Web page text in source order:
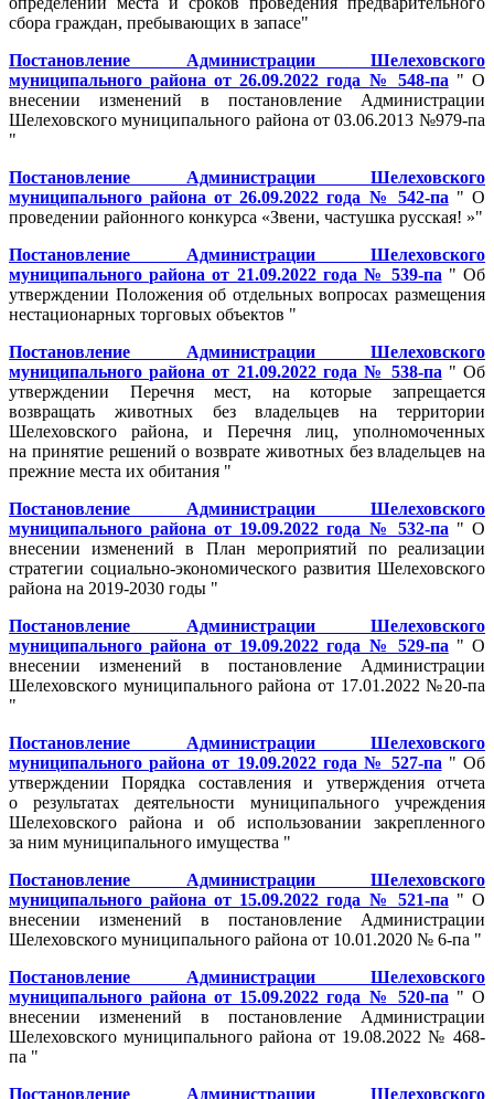
сбора граждан, пребывающих в запасе"
Постановление Администрации Шелеховского
муниципального района от 26.09.2022 года № 548-па " О
внесении изменений в постановление Администрации
Шелеховского муниципального района от 03.06.2013 №979-па
"
Постановление Администрации Шелеховского
муниципального района от 26.09.2022 года № 542-па " О
проведении районного конкурса «Звени, частушка русская! »"
Постановление Администрации Шелеховского
муниципального района от 21.09.2022 года № 539-па " Об
утверждении Положения об отдельных вопросах размещения
нестационарных торговых объектов "
Постановление Администрации Шелеховского
муниципального района от 21.09.2022 года № 538-па " Об
утверждении Перечня мест, на которые запрещается
возвращать животных без владельцев на территории
Шелеховского района, и Перечня лиц, уполномоченных
на принятие решений о возврате животных без владельцев на
прежние места их обитания "
Постановление Администрации Шелеховского
муниципального района от 19.09.2022 года № 532-па " О
внесении изменений в План мероприятий по реализации
стратегии социально-экономического развития Шелеховского
района на 2019-2030 годы "
Постановление Администрации Шелеховского
муниципального района от 19.09.2022 года № 529-па " О
внесении изменений в постановление Администрации
Шелеховского муниципального района от 17.01.2022 №20-па
"
Постановление Администрации Шелеховского
муниципального района от 19.09.2022 года № 527-па " Об
утверждении Порядка составления и утверждения отчета
о результатах деятельности муниципального учреждения
Шелеховского района и об использовании закрепленного
за ним муниципального имущества "
Постановление Администрации Шелеховского
муниципального района от 15.09.2022 года № 521-па " О
внесении изменений в постановление Администрации
Шелеховского муниципального района от 10.01.2020 № 6-па "
Постановление Администрации Шелеховского
муниципального района от 15.09.2022 года № 520-па " О
внесении изменений в постановление Администрации
Шелеховского муниципального района от 19.08.2022 № 468-
па "
Постановление Администрации Шелеховского